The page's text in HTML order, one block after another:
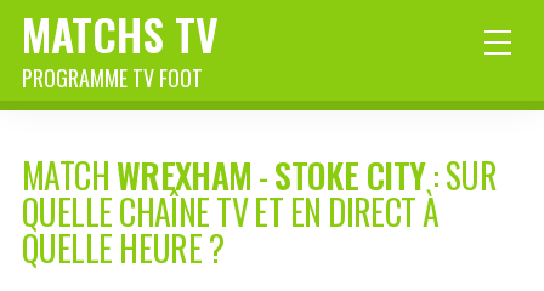
MATCHS TV
PROGRAMME TV FOOT
MATCHWREXHAM-STOKE CITY: SUR
QUELLE CHAÎNE TV ET EN DIRECT À
QUELLE HEURE ?